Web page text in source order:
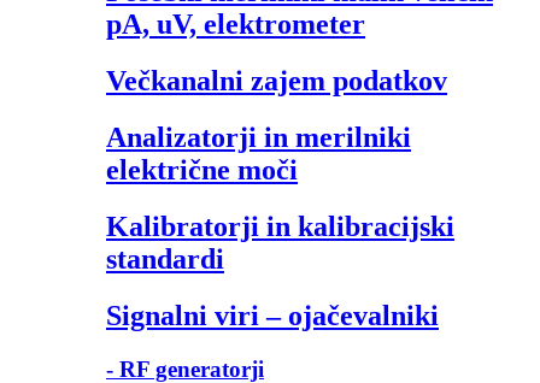
pA, uV, elektrometer
Večkanalni zajem podatkov
Analizatorji in merilniki
električne moči
Kalibratorji in kalibracijski
standardi
Signalni viri – ojačevalniki
- RF generatorji